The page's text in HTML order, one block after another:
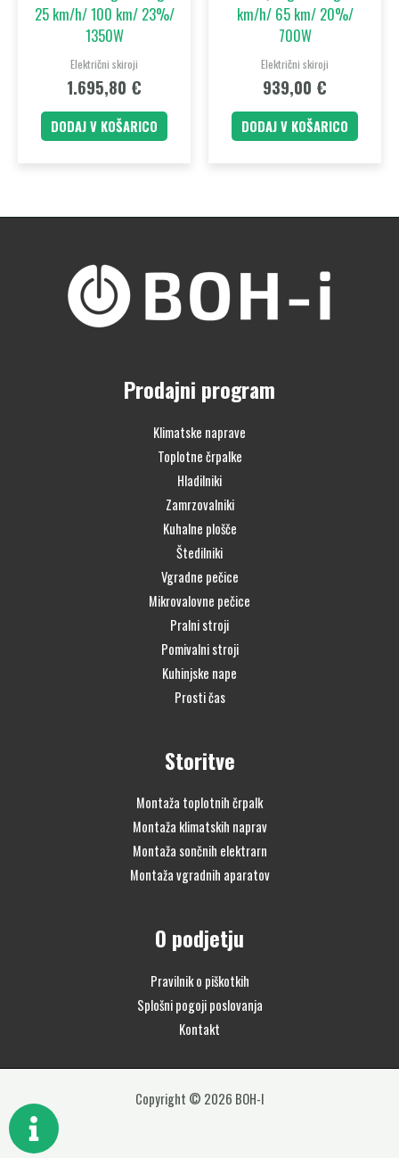
25 km/h/ 100 km/ 23%/
1350W
Električni skiroji
1.695,80 €
DODAJ V KOŠARICO
km/h/ 65 km/ 20%/
700W
Električni skiroji
939,00 €
DODAJ V KOŠARICO
Prodajni program
Klimatske naprave
Toplotne črpalke
Hladilniki
Zamrzovalniki
Kuhalne plošče
Štedilniki
Vgradne pečice
Mikrovalovne pečice
Pralni stroji
Pomivalni stroji
Kuhinjske nape
Prosti čas
Storitve
Montaža toplotnih črpalk
Montaža klimatskih naprav
Montaža sončnih elektrarn
Montaža vgradnih aparatov
O podjetju
Pravilnik o piškotkih
Splošni pogoji poslovanja
Kontakt
Copyright © 2026 BOH-I